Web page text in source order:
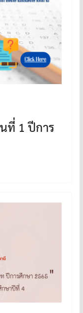
ที่ 1 ปีการ